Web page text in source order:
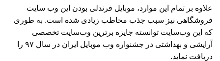
علاوه بر تمام این موارد، موبایل فرندلی بودن این وب سایت
فروشگاهی نیز سبب جذب مخاطب زیادی شده است. به طوری
که این وب‌سایت توانسته جایزه برترین وب‌سایت تخصصی
آرایشی و بهداشتی در جشنواره وب موبایل ایران در سال ۹۷ را
دریافت نماید.